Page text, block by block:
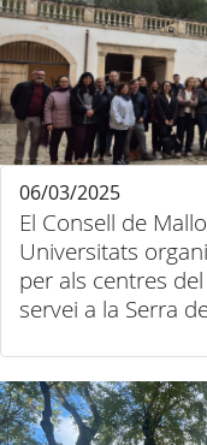
El Consell de
Universitats
per als centres
servei a la Serra
06/03/2025